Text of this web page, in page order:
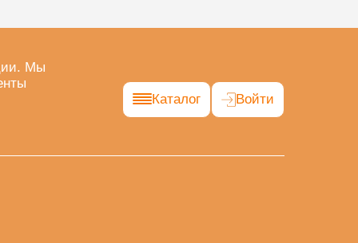
Мы
Каталог Войти